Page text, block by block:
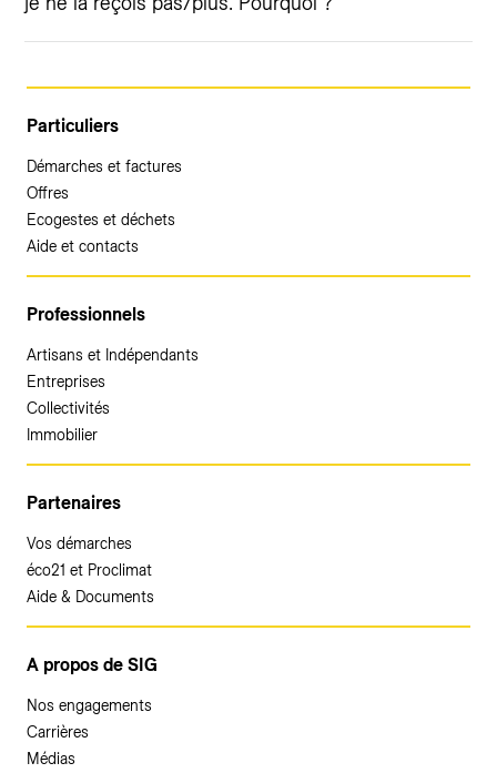
Particuliers
Démarches et factures
Offres
Ecogestes et déchets
Aide et contacts
Professionnels
Artisans et Indépendants
Entreprises
Collectivités
Immobilier
Partenaires
Vos démarches
éco21 et Proclimat
Aide & Documents
A propos de SIG
Nos engagements
Carrières
Médias